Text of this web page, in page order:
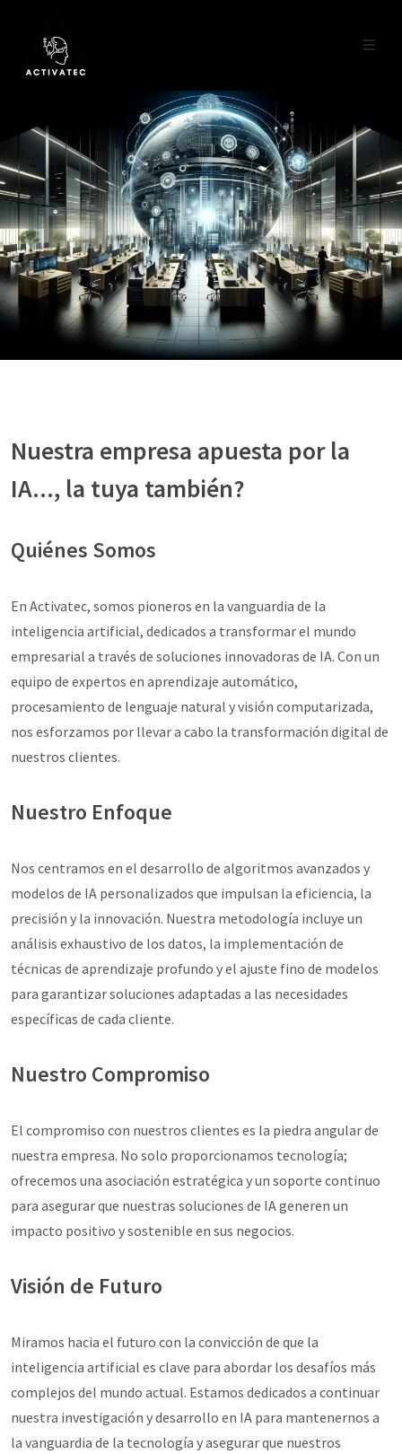
Nuestra empresa apuesta por la
IA..., la tuya también?
Quiénes Somos
En Activatec, somos pioneros en la vanguardia de la
inteligencia artificial, dedicados a transformar el mundo
empresarial a través de soluciones innovadoras de IA. Con un
equipo de expertos en aprendizaje automático,
procesamiento de lenguaje natural y visión computarizada,
nos esforzamos por llevar a cabo la transformación digital de
nuestros clientes.
Nuestro Enfoque
Nos centramos en el desarrollo de algoritmos avanzados y
modelos de IA personalizados que impulsan la eficiencia, la
precisión y la innovación. Nuestra metodología incluye un
análisis exhaustivo de los datos, la implementación de
técnicas de aprendizaje profundo y el ajuste fino de modelos
para garantizar soluciones adaptadas a las necesidades
específicas de cada cliente.
Nuestro Compromiso
El compromiso con nuestros clientes es la piedra angular de
nuestra empresa. No solo proporcionamos tecnología;
ofrecemos una asociación estratégica y un soporte continuo
para asegurar que nuestras soluciones de IA generen un
impacto positivo y sostenible en sus negocios.
Visión de Futuro
Miramos hacia el futuro con la convicción de que la
inteligencia artificial es clave para abordar los desafíos más
complejos del mundo actual. Estamos dedicados a continuar
nuestra investigación y desarrollo en IA para mantenernos a
la vanguardia de la tecnología y asegurar que nuestros